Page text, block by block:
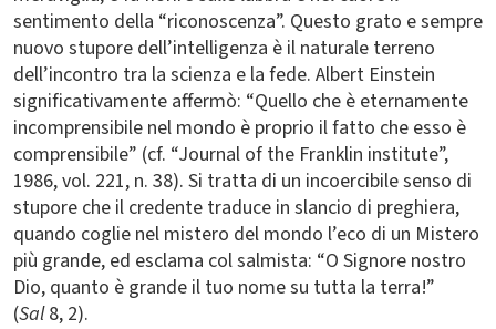
sentimento della “riconoscenza”. Questo grato e sempre
nuovo stupore dell’intelligenza è il naturale terreno
dell’incontro tra la scienza e la fede. Albert Einstein
significativamente affermò: “Quello che è eternamente
incomprensibile nel mondo è proprio il fatto che esso è
comprensibile” (cf. “Journal of the Franklin institute”,
1986, vol. 221, n. 38). Si tratta di un incoercibile senso di
stupore che il credente traduce in slancio di preghiera,
quando coglie nel mistero del mondo l’eco di un Mistero
più grande, ed esclama col salmista: “O Signore nostro
Dio, quanto è grande il tuo nome su tutta la terra!”
(Sal8, 2).